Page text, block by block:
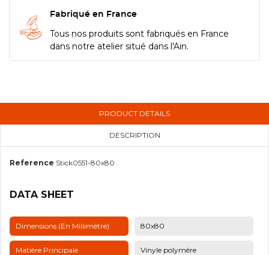
Fabriqué en France
Tous nos produits sont fabriqués en France
dans notre atelier situé dans l'Ain.
PRODUCT DETAILS
DESCRIPTION
Reference Stick0551-80x80
DATA SHEET
Dimensions (en Millimètre) 80x80
Matière Principale Vinyle polymère